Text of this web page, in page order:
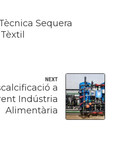
Sequera
NEXT
a
Indústria
Alimentària